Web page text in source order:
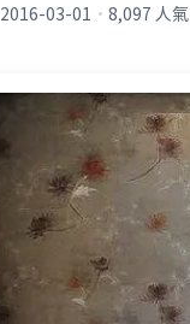
2016-03-01 · 8,097 人氣